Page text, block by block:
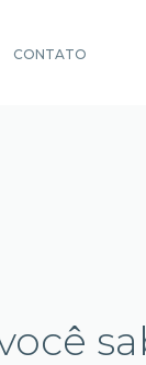
CONTATO